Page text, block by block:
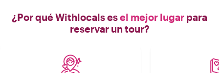
¿Por qué Withlocals esel mejor lugar para
reservar un tour?